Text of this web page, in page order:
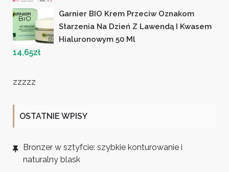
Garnier BIO Krem Przeciw Oznakom
Starzenia Na Dzień Z Lawendą I Kwasem
Hialuronowym 50 Ml
14,65zł
zzzzz
OSTATNIE WPISY
Bronzer w sztyfcie: szybkie konturowanie i
naturalny blask